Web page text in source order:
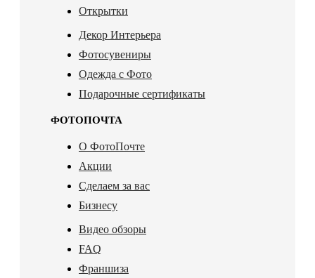
Открытки
Декор Интерьера
Фотосувениры
Одежда с Фото
Подарочные сертификаты
ФОТОПОЧТА
О ФотоПочте
Акции
Сделаем за вас
Бизнесу
Видео обзоры
FAQ
Франшиза